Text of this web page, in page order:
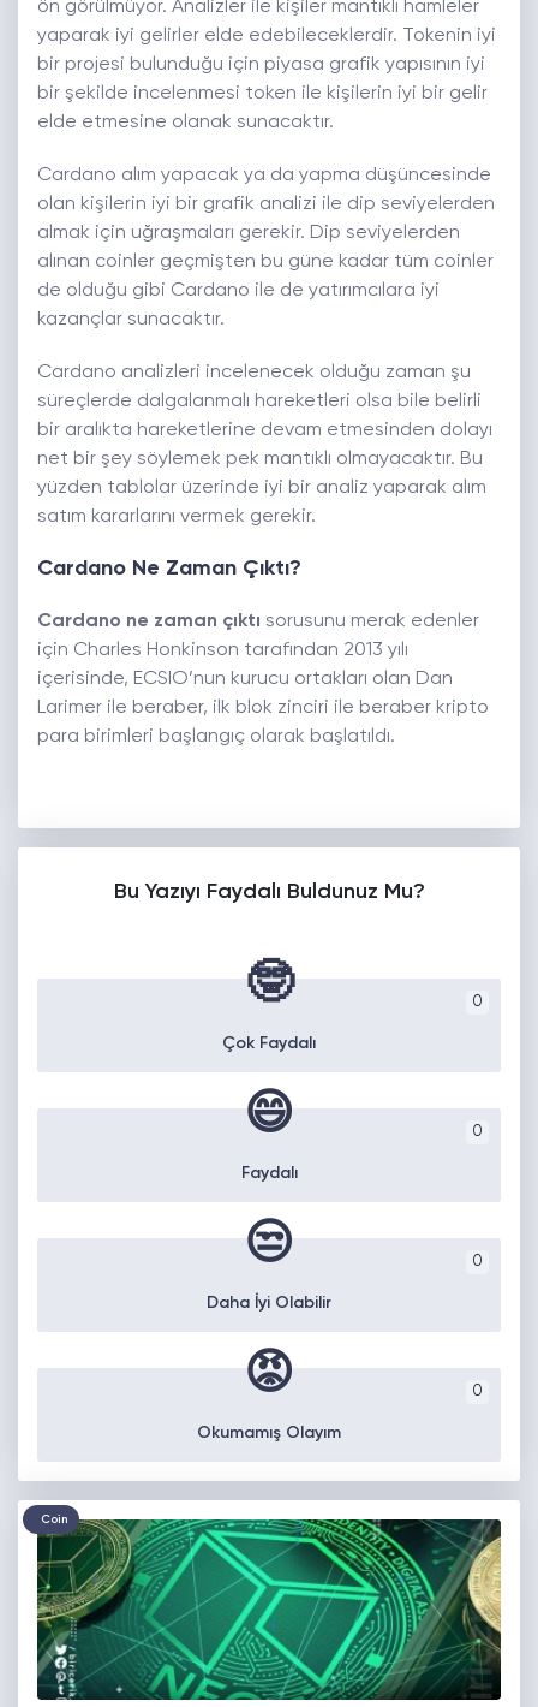
ön görülmüyor. Analizler ile kişiler mantıklı hamleler
yaparak iyi gelirler elde edebileceklerdir. Tokenin iyi
bir projesi bulunduğu için piyasa grafik yapısının iyi
bir şekilde incelenmesi token ile kişilerin iyi bir gelir
elde etmesine olanak sunacaktır.
Cardano alım yapacak ya da yapma düşüncesinde
olan kişilerin iyi bir grafik analizi ile dip seviyelerden
almak için uğraşmaları gerekir. Dip seviyelerden
alınan coinler geçmişten bu güne kadar tüm coinler
de olduğu gibi Cardano ile de yatırımcılara iyi
kazançlar sunacaktır.
Cardano analizleri incelenecek olduğu zaman şu
süreçlerde dalgalanmalı hareketleri olsa bile belirli
bir aralıkta hareketlerine devam etmesinden dolayı
net bir şey söylemek pek mantıklı olmayacaktır. Bu
yüzden tablolar üzerinde iyi bir analiz yaparak alım
satım kararlarını vermek gerekir.
Cardano Ne Zaman Çıktı?
Cardano ne zaman çıktı sorusunu merak edenler
için Charles Honkinson tarafından 2013 yılı
içerisinde, ECSIO’nun kurucu ortakları olan Dan
Larimer ile beraber, ilk blok zinciri ile beraber kripto
para birimleri başlangıç olarak başlatıldı.
Bu Yazıyı Faydalı Buldunuz Mu?
0
🤓
Çok Faydalı
0
😄
Faydalı
0
😒
Daha İyi Olabilir
0
😡
Okumamış Olayım
Coin